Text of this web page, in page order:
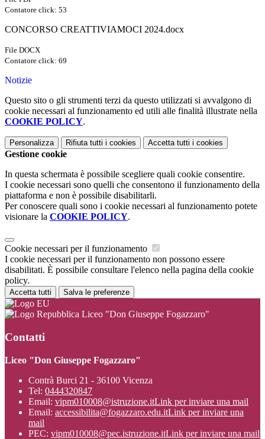
Contatore click: 53
CONCORSO CREATTIVIAMOCI 2024.docx
File DOCX
Contatore click: 69
Notizie
Questo sito o gli strumenti terzi da questo utilizzati si avvalgono di
cookie necessari al funzionamento ed utili alle finalità illustrate nella
COOKIE POLICY.
Personalizza Rifiuta tutti i cookies Accetta tutti i cookies
Gestione cookie
In questa schermata è possibile scegliere quali cookie consentire.
I cookie necessari sono quelli che consentono il funzionamento della
piattaforma e non è possibile disabilitarli.
Per conoscere quali sono i cookie necessari al funzionamento potete
visionare la COOKIE POLICY.
Cookie necessari per il funzionamento
I cookie necessari per il funzionamento non possono essere
disabilitati. È possibile consultare l'elenco nella pagina della cookie
policy.
Accetta tutti Salva le preferenze
Liceo "Don Giuseppe Fogazzaro"
Contatti
Liceo "Don Giuseppe Fogazzaro"
Contrà Burci 21 - 36100 Vicenza
Tel: 0444320847
Email: vipm010008@istruzione.itLink per inviare una mail
Email: accessibilita@fogazzaro.edu.itLink per inviare una
mail
PEC: vipm010008@pec.istruzione.itLink per inviare una mail